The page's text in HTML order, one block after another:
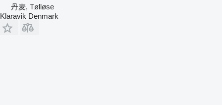
丹麦, Tølløse
Klaravik Denmark